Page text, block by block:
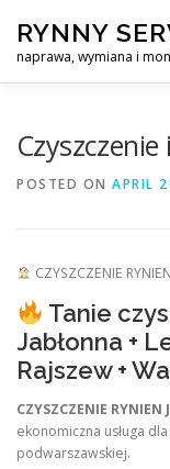
content
RYNNY
naprawa, wymiana i
POSTED ON APRIL
CZYSZCZENIE
Tanie
Jabłonna +
Rajszew +
CZYSZCZENIE
ekonomiczna usługa
podwarszawskiej.